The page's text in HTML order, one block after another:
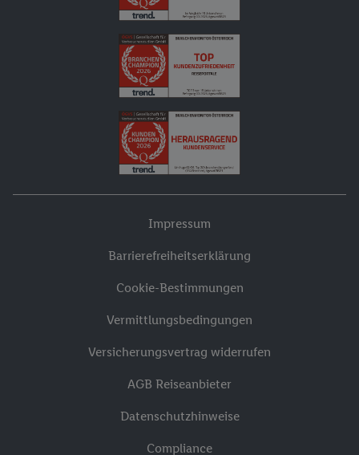
Impressum
Barrierefreiheitserklärung
Cookie-Bestimmungen
Vermittlungsbedingungen
Versicherungsvertrag widerrufen
AGB Reiseanbieter
Datenschutzhinweise
Compliance